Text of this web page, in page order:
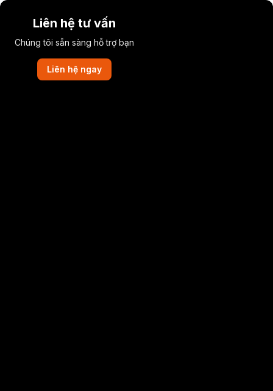
Liên hệ tư vấn
Chúng tôi sẵn sàng hỗ trợ bạn
Liên hệ ngay